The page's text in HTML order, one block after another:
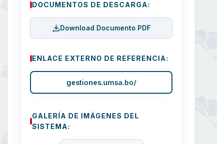
DOCUMENTOS DE DESCARGA:
Download Documento PDF
ENLACE EXTERNO DE REFERENCIA:
gestiones.umsa.bo/
GALERÍA DE IMÁGENES DEL
SISTEMA: